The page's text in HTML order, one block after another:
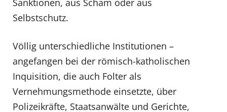
Sanktionen, aus Scham oder aus
Selbstschutz.
Völlig unterschiedliche Institutionen –
angefangen bei der römisch-katholischen
Inquisition, die auch Folter als
Vernehmungsmethode einsetzte, über
Polizeikräfte, Staatsanwälte und Gerichte,